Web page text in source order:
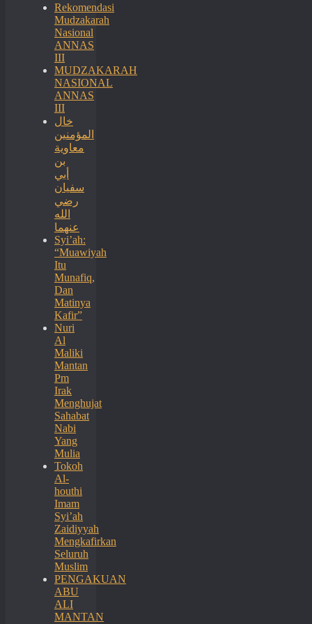
Rekomendasi
Mudzakarah
Nasional
ANNAS
III
MUDZAKARAH
NASIONAL
ANNAS
III
خال
المؤمنين
معاوية
بن
أبي
سفيان
رضي
الله
عنهما
Syi’ah:
“Muawiyah
Itu
Munafiq,
Dan
Matinya
Kafir”
Nuri
Al
Maliki
Mantan
Pm
Irak
Menghujat
Sahabat
Nabi
Yang
Mulia
Tokoh
Al-
houthi
Imam
Syi’ah
Zaidiyyah
Mengkafirkan
Seluruh
Muslim
PENGAKUAN
ABU
ALI
MANTAN